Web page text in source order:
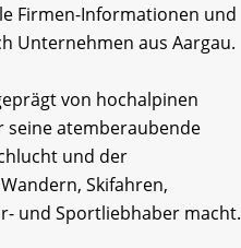
Firmen-Informationen und
Unternehmen aus Aargau.
von hochalpinen
seine atemberaubende
und der
Skifahren,
und Sportliebhaber macht.